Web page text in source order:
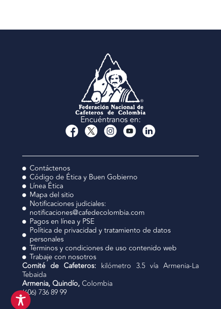
Encuéntranos en:
Contáctenos
Código de Ética y Buen Gobierno
Línea Ética
Mapa del sitio
Notificaciones judiciales:
notificaciones@cafedecolombia.com
Pagos en línea y PSE
Política de privacidad y tratamiento de datos
personales
Términos y condiciones de uso contenido web
Trabaje con nosotros
Comité de Cafeteros: kilómetro 3.5 vía Armenia-La
Tebaida
Armenia, Quindío,Colombia
(606) 736 89 99